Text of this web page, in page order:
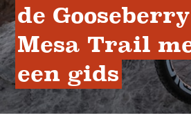
de Gooseberry
Mesa Trail
een gids